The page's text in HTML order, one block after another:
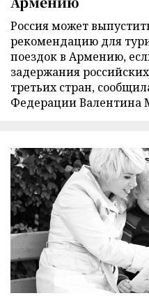
Россия может
рекомендацию для
поездок в Армению,
задержания
третьих стран,
Федерации Валентина